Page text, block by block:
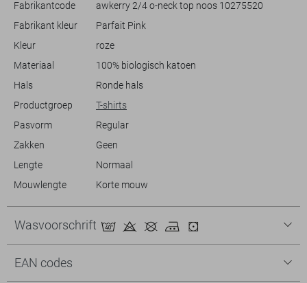
een denim jeans voor een klassieke look, of draag het met een rok
voor een meer vrouwelijke touch. Het is ideaal voor zowel warme
kledingstuk biedt niet alleen stijl maar ook een bewuste keuze,
doordat het is vervaardigd van biologisch katoen.
Fabrikantcode
awkerry 2/4 o-neck top noos 10275520
Fabrikant kleur
Parfait Pink
Kleur
roze
Materiaal
100% biologisch katoen
Hals
Ronde hals
Productgroep
T-shirts
Pasvorm
Regular
Zakken
Geen
Lengte
Normaal
Mouwlengte
Korte mouw
Wasvoorschrift
EAN codes